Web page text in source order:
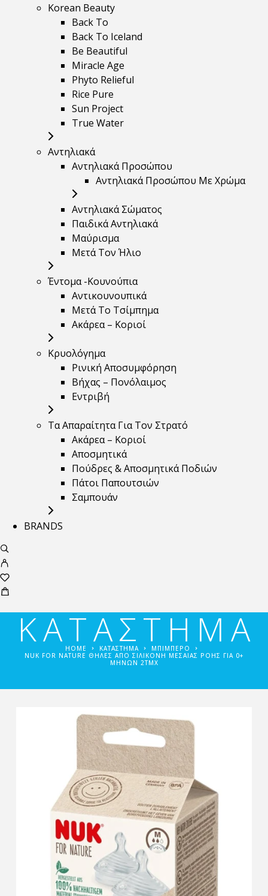
Korean Beauty
Back To
Back To Iceland
Be Beautiful
Miracle Age
Phyto Relieful
Rice Pure
Sun Project
True Water
Αντηλιακά
Αντηλιακά Προσώπου
Αντηλιακά Προσώπου Με Χρώμα
Αντηλιακά Σώματος
Παιδικά Αντηλιακά
Μαύρισμα
Mετά Τον Ήλιο
Έντομα -Κουνούπια
Αντικουνουπικά
Μετά Το Τσίμπημα
Ακάρεα – Κοριοί
Κρυολόγημα
Ρινική Αποσυμφόρηση
Βήχας – Πονόλαιμος
Εντριβή
Τα Απαραίτητα Για Τον Στρατό
Ακάρεα – Κοριοί
Αποσμητικά
Πούδρες & Αποσμητικά Ποδιών
Πάτοι Παπουτσιών
Σαμπουάν
BRANDS
ΚΑΤΑΣΤΗΜΑ
HOME ΚΑΤΑΣΤΗΜΑ
ΜΠΙΜΠΕΡΌ
NUK FOR NATURE ΘΗΛΈΣ ΑΠΌ ΣΙΛΙΚΌΝΗ ΜΕΣΑΊΑΣ ΡΟΉΣ ΓΙΑ 0+
ΜΗΝΏΝ 2ΤΜΧ